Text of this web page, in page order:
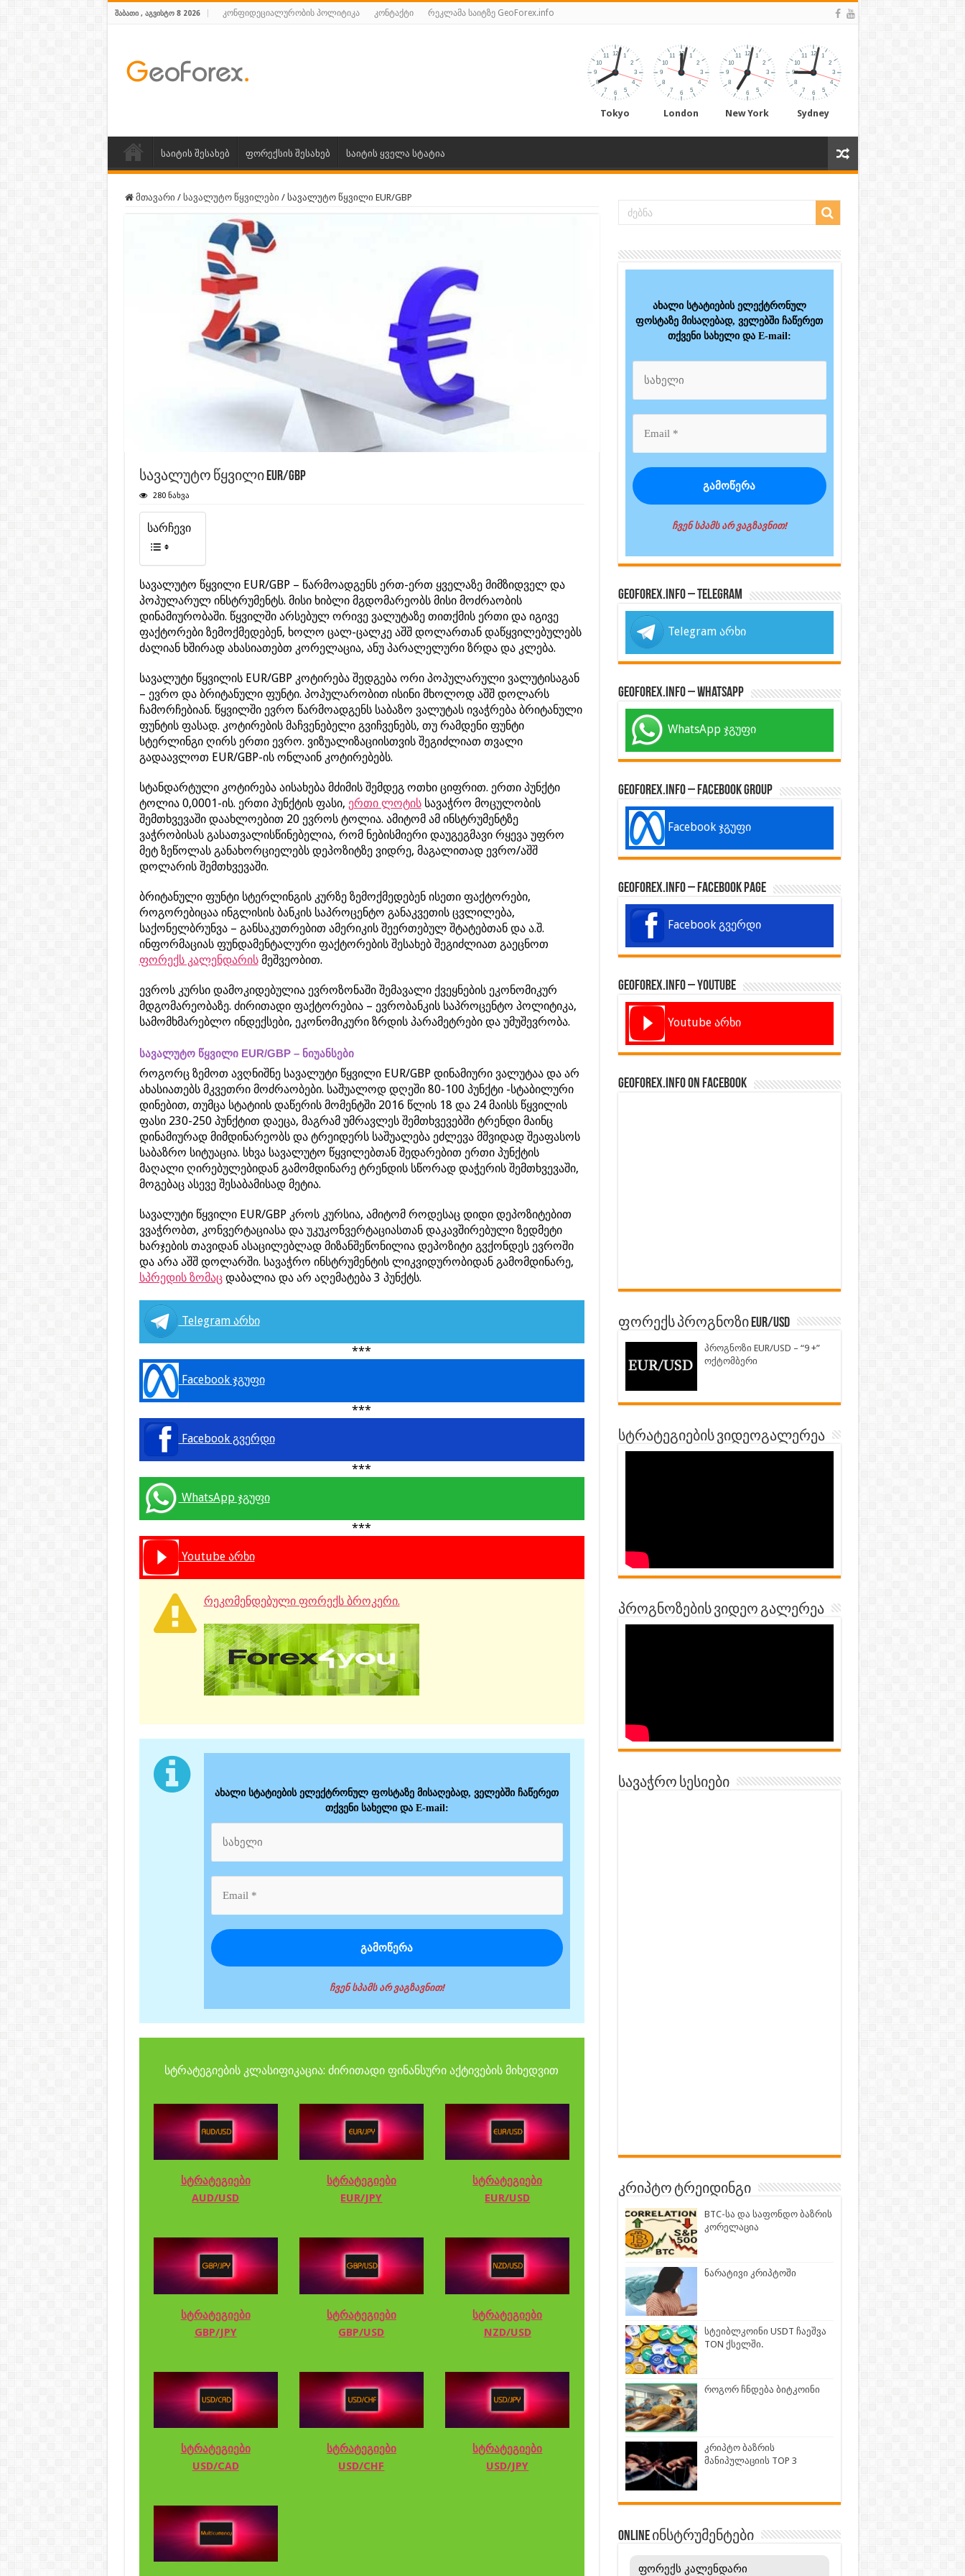
ᲨᲐᲑᲐᲗᲘ , ᲐᲒᲕᲘᲡᲢᲝ 8 2026 კონფიდეციალურობის პოლიტიკა კონტაქტი რეკლამა საიტზე GeoForex.info
Tokyo London New York Sydney
საიტის შესახებ ფორექსის შესახებ საიტის ყველა სტატია
მთავარი / სავალუტო წყვილები / სავალუტო წყვილი EUR/GBP
სავალუტო წყვილი EUR/GBP
280 ნახვა
სარჩევი
სავალუტო წყვილი EUR/GBP – წარმოადგენს ერთ-ერთ ყველაზე მიმზიდველ და
პოპულარულ ინსტრუმენტს. მისი ხიბლი მგდომარეობს მისი მოძრაობის
დინამიურობაში. წყვილში არსებულ ორივე ვალუტაზე თითქმის ერთი და იგივე
ფაქტორები ზემოქმედებენ, ხოლო ცალ-ცალკე აშშ დოლართან დაწყვილებულებს
ძალიან ხშირად ახასიათებთ კორელაცია, ანუ პარალელური ზრდა და კლება.
სავალუტი წყვილის EUR/GBP კოტირება შედგება ორი პოპულარული ვალუტისაგან
– ევრო და ბრიტანული ფუნტი. პოპულარობით ისინი მხოლოდ აშშ დოლარს
ჩამორჩებიან. წყვილში ევრო წარმოადგენს საბაზო ვალუტას ივაჭრება ბრიტანული
ფუნტის ფასად. კოტირების მაჩვენებელი გვიჩვენებს, თუ რამდენი ფუნტი
სტერლინგი ღირს ერთი ევრო. ვიზუალიზაციისთვის შეგიძლიათ თვალი
გადაავლოთ EUR/GBP-ის ონლაინ კოტირებებს.
სტანდარტული კოტირება აისახება მძიმის შემდეგ ოთხი ციფრით. ერთი პუნქტი
ტოლია 0,0001-ის. ერთი პუნქტის ფასი, ერთი ლოტისსავაჭრო მოცულობის
შემთხვევაში დაახლოებით 20 ევროს ტოლია. ამიტომ ამ ინსტრუმენტზე
ვაჭრობისას გასათვალისწინებელია, რომ ნებისმიერი დაუგეგმავი რყევა უფრო
მეტ ზეწოლას განახორციელებს დეპოზიტზე ვიდრე, მაგალითად ევრო/აშშ
დოლარის შემთხვევაში.
ბრიტანული ფუნტი სტერლინგის კურზე ზემოქმედებენ ისეთი ფაქტორები,
როგორებიცაა ინგლისის ბანკის საპროცენტო განაკვეთის ცვლილება,
საქონელბრუნვა – განსაკუთრებით ამერიკის შეერთებულ შტატებთან და ა.შ.
ინფორმაციას ფუნდამენტალური ფაქტორების შესახებ შეგიძლიათ გაეცნოთ
ფორექს კალენდარისმეშვეობით.
ევროს კურსი დამოკიდებულია ევროზონაში შემავალი ქვეყნების ეკონომიკურ
მდგომარეობაზე. ძირითადი ფაქტორებია – ევრობანკის საპროცენტო პოლიტიკა,
სამომხმარებლო ინდექსები, ეკონომიკური ზრდის პარამეტრები და უმუშევრობა.
სავალუტო წყვილი EUR/GBP – ნიუანსები
როგორც ზემოთ ავღნიშნე სავალუტი წყვილი EUR/GBP დინამიური ვალუტაა და არ
ახასიათებს მკვეთრი მოძრაობები. საშუალოდ დღეში 80-100 პუნქტი -სტაბილური
დინებით, თუმცა სტატიის დაწერის მომენტში 2016 წლის 18 და 24 მაისს წყვილის
ფასი 230-250 პუნქტით დაეცა, მაგრამ უმრავლეს შემთხვევებში ტრენდი მაინც
დინამიურად მიმდინარეობს და ტრეიდერს საშუალება ეძლევა მშვიდად შეაფასოს
საბაზრო სიტუაცია. სხვა სავალუტო წყვილებთან შედარებით ერთი პუნქტის
მაღალი ღირებულებიდან გამომდინარე ტრენდის სწორად დაჭერის შემთხვევაში,
მოგებაც ასევე შესაბამისად მეტია.
სავალუტი წყვილი EUR/GBP კროს კურსია, ამიტომ როდესაც დიდი დეპოზიტებით
ვვაჭრობთ, კონვერტაციასა და უკუკონვერტაციასთან დაკავშირებული ზედმეტი
ხარჯების თავიდან ასაცილებლად მიზანშეწონილია დეპოზიტი გვქონდეს ევროში
და არა აშშ დოლარში. სავაჭრო ინსტრუმენტის ლიკვიდურობიდან გამომდინარე,
სპრედის ზომაცდაბალია და არ აღემატება 3 პუნქტს.
Telegram არხი
***
Facebook ჯგუფი
***
Facebook გვერდი
***
WhatsApp ჯგუფი
***
Youtube არხი
რეკომენდებული ფორექს ბროკერი.
ახალი სტატიების ელექტრონულ ფოსტაზე მისაღებად, ველებში ჩაწერეთ
თქვენი სახელი და E-mail:
ჩვენ სპამს არ ვაგზავნით!
სტრატეგიების კლასიფიკაცია: ძირითადი ფინანსური აქტივების მიხედვით
სტრატეგიები
AUD/USD
სტრატეგიები
EUR/JPY
სტრატეგიები
EUR/USD
სტრატეგიები
GBP/JPY
სტრატეგიები
GBP/USD
სტრატეგიები
NZD/USD
სტრატეგიები
USD/CAD
სტრატეგიები
USD/CHF
სტრატეგიები
USD/JPY
ახალი სტატიების ელექტრონულ
ფოსტაზე მისაღებად, ველებში ჩაწერეთ
თქვენი სახელი და E-mail:
ჩვენ სპამს არ ვაგზავნით!
GeoForex.info – Telegram
Telegram არხი
GeoForex.info – WhatsApp
WhatsApp ჯგუფი
GeoForex.info – Facebook Group
Facebook ჯგუფი
GeoForex.info – Facebook Page
Facebook გვერდი
GeoForex.info – Youtube
Youtube არხი
GeoForex.info on Facebook
ფორექს პროგნოზი EUR/USD
პროგნოზი EUR/USD – “9 +”
ოქტომბერი
სტრატეგიების ვიდეოგალერეა
პროგნოზების ვიდეო გალერეა
სავაჭრო სესიები
კრიპტო ტრეიდინგი
BTC-სა და საფონდო ბაზრის
კორელაცია
ნარატივი კრიპტოში
სტეიბლკოინი USDT ჩაეშვა
TON ქსელში.
როგორ ჩნდება ბიტკოინი
კრიპტო ბაზრის
მანიპულაციის TOP 3
ONLINE ინსტრუმენტები
ფორექს კალენდარი